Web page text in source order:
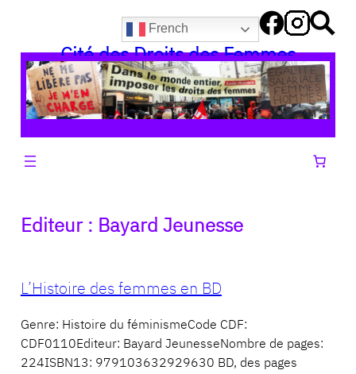
contenu
French
Cité des Droits des Femmes
Editeur : Bayard Jeunesse
L’Histoire des femmes en BD
Genre: Histoire du féminismeCode CDF:
CDF0110Editeur: Bayard JeunesseNombre de pages:
224ISBN13: 979103632929630 BD, des pages